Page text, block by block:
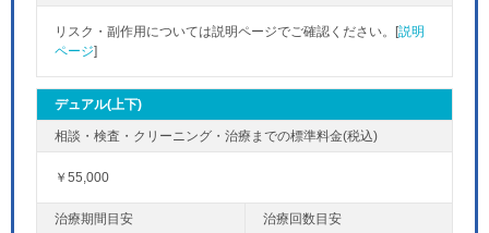
リスク・副作用については説明ページでご確認ください。[説明
ページ]
デュアル(上下)
￥55,000